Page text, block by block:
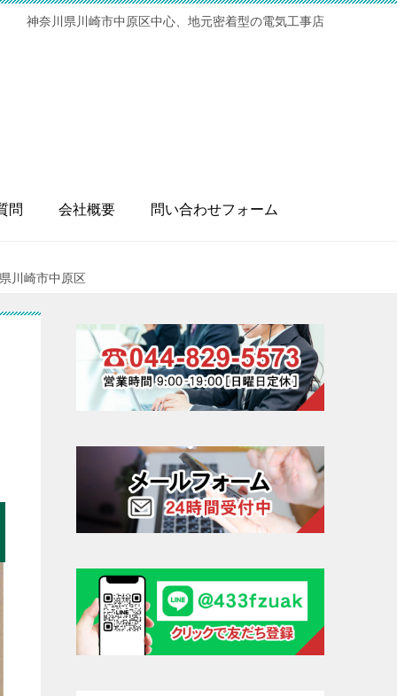
神奈川県川崎市中原区中心、地元密着型の電気工事店
問 会社概要 問い合わせフォーム
川崎市中原区